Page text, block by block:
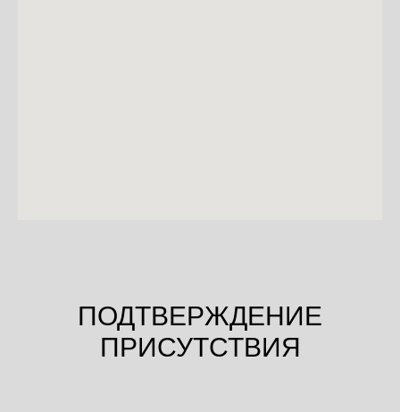
ПОДТВЕРЖДЕНИЕ
ПРИСУТСТВИЯ